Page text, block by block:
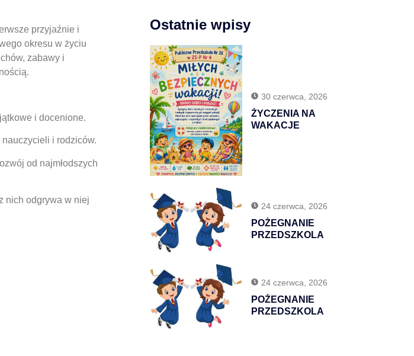
przyjaźnie i
okresu w życiu
zabawy i
i docenione.
i rodziców.
od najmłodszych
nich odgrywa w niej
Ostatnie wpisy
30 czerwca, 2026
ŻYCZENIA NA
WAKACJE
24 czerwca, 2026
POŻEGNANIE
PRZEDSZKOLA
24 czerwca, 2026
POŻEGNANIE
PRZEDSZKOLA